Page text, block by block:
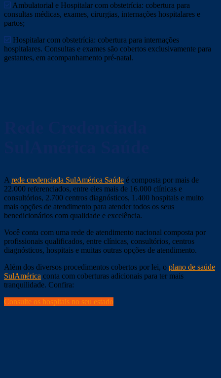
Ambulatorial e Hospitalar com obstetrícia: cobertura para
consultas médicas, exames, cirurgias, internações hospitalares e
partos;
Hospitalar com obstetrícia: cobertura para internações
hospitalares. Consultas e exames são cobertos exclusivamente para
gestantes, em acompanhamento pré-natal.
A rede credenciada SulAmérica Saúde é composta por mais de
22.000 referenciados, entre eles mais de 16.000 clínicas e
consultórios, 2.700 centros diagnósticos, 1.400 hospitais e muito
mais opções de atendimento para atender todos os seus
benedicionários com qualidade e excelência.
Você conta com uma rede de atendimento nacional composta por
profissionais qualificados, entre clínicas, consultórios, centros
diagnósticos, hospitais e muitas outras opções de atendimento.
Além dos diversos procedimentos cobertos por lei, o plano de saúde
SulAmérica conta com coberturas adicionais para ter mais
tranquilidade. Confira:
Consulte os hospitais no seu estado